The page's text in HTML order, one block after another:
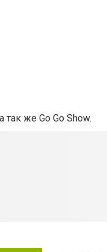
так же Go Go Show.